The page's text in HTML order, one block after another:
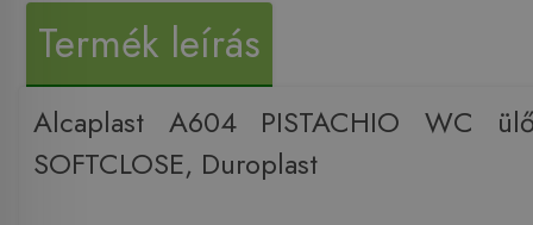
Termék leírás
Alcaplast A604 PISTACHIO WC
SOFTCLOSE, Duroplast